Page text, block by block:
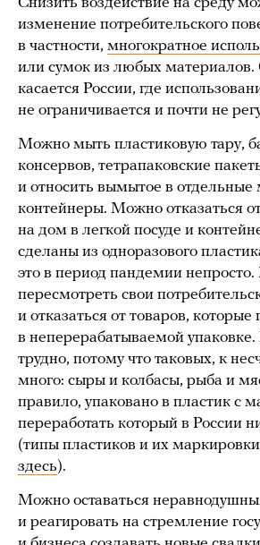
изменение потребительского
в частности, многократное
или сумок из любых материалов.
касается России, где
не ограничивается и почти не
Можно мыть пластиковую тару,
консервов, тетрапаковские
и относить вымытое в отдельные
контейнеры. Можно отказаться
на дом в легкой посуде и
сделаны из одноразового
это в период пандемии
пересмотреть свои
и отказаться от товаров,
в неперерабатываемой
трудно, потому что таковых, к
много: сыры и колбасы, рыба и
правило, упаковано в пластик с
переработать который в России
(типы пластиков и их
здесь).
Можно оставаться
и реагировать на стремление